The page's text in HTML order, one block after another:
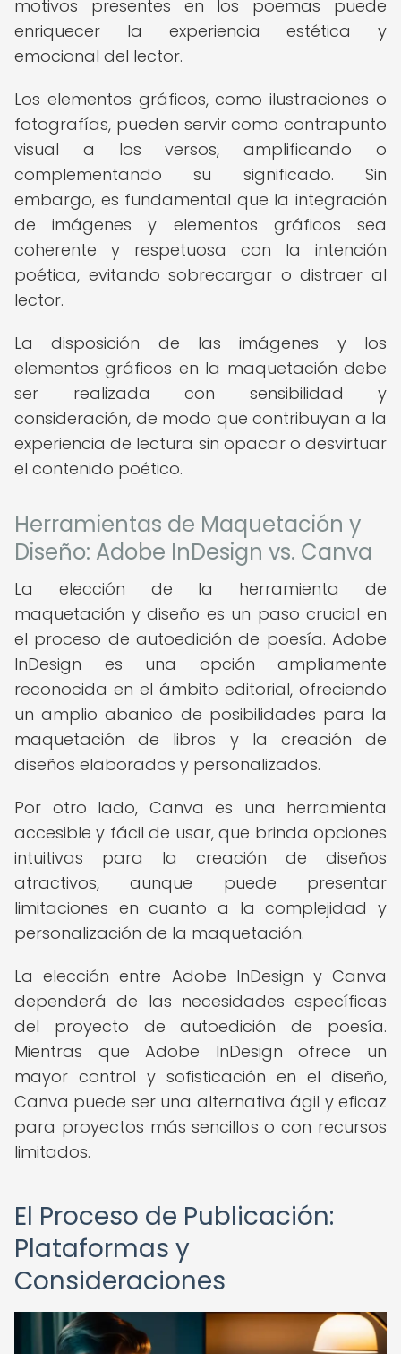
motivos presentes en los poemas puede
enriquecer la experiencia estética y
emocional del lector.
Los elementos gráficos, como ilustraciones o
fotografías, pueden servir como contrapunto
visual a los versos, amplificando o
complementando su significado. Sin
embargo, es fundamental que la integración
de imágenes y elementos gráficos sea
coherente y respetuosa con la intención
poética, evitando sobrecargar o distraer al
lector.
La disposición de las imágenes y los
elementos gráficos en la maquetación debe
ser realizada con sensibilidad y
consideración, de modo que contribuyan a la
experiencia de lectura sin opacar o desvirtuar
el contenido poético.
Herramientas de Maquetación y
Diseño: Adobe InDesign vs. Canva
La elección de la herramienta de
maquetación y diseño es un paso crucial en
el proceso de autoedición de poesía. Adobe
InDesign es una opción ampliamente
reconocida en el ámbito editorial, ofreciendo
un amplio abanico de posibilidades para la
maquetación de libros y la creación de
diseños elaborados y personalizados.
Por otro lado, Canva es una herramienta
accesible y fácil de usar, que brinda opciones
intuitivas para la creación de diseños
atractivos, aunque puede presentar
limitaciones en cuanto a la complejidad y
personalización de la maquetación.
La elección entre Adobe InDesign y Canva
dependerá de las necesidades específicas
del proyecto de autoedición de poesía.
Mientras que Adobe InDesign ofrece un
mayor control y sofisticación en el diseño,
Canva puede ser una alternativa ágil y eficaz
para proyectos más sencillos o con recursos
limitados.
El Proceso de Publicación:
Plataformas y
Consideraciones